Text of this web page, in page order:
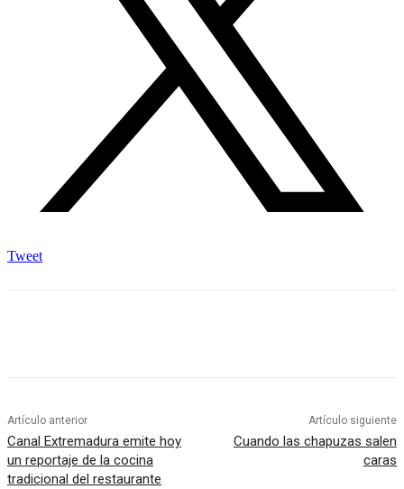
Tweet
Artículo anterior
Canal Extremadura emite hoy
un reportaje de la cocina
tradicional del restaurante
Artículo siguiente
Cuando las chapuzas salen
caras